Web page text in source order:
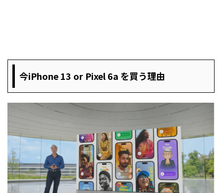
今iPhone 13 or Pixel 6a を買う理由